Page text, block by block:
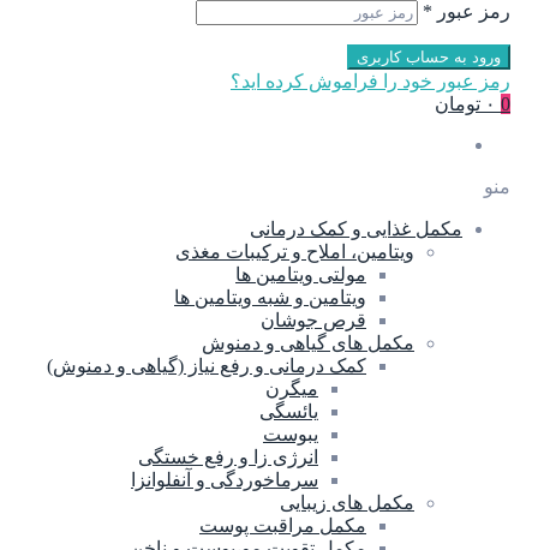
رمز عبور *
ورود به حساب کاربری
رمز عبور خود را فراموش کرده اید؟
0 ۰ تومان
منو
مکمل غذایی و کمک درمانی
ویتامین، املاح و ترکیبات مغذی
مولتی ویتامین ها
ویتامین و شبه ویتامین ها
قرص جوشان
مکمل های گیاهی و دمنوش
کمک درمانی و رفع نیاز (گیاهی و دمنوش)
میگرن
یائسگی
یبوست
انرژی زا و رفع خستگی
سرماخوردگی و آنفلوانزا
مکمل های زیبایی
مکمل مراقبت پوست